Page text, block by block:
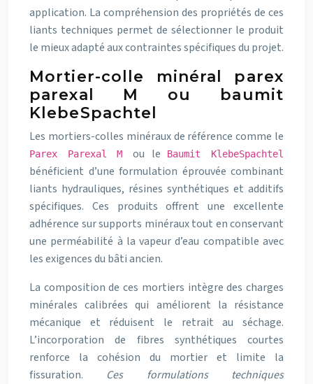
application. La compréhension des propriétés de ces
liants techniques permet de sélectionner le produit
le mieux adapté aux contraintes spécifiques du projet.
Mortier-colle minéral parex
parexal M ou baumit
KlebeSpachtel
Les mortiers-colles minéraux de référence comme le
Parex Parexal M ou le Baumit KlebeSpachtel
bénéficient d’une formulation éprouvée combinant
liants hydrauliques, résines synthétiques et additifs
spécifiques. Ces produits offrent une excellente
adhérence sur supports minéraux tout en conservant
une perméabilité à la vapeur d’eau compatible avec
les exigences du bâti ancien.
La composition de ces mortiers intègre des charges
minérales calibrées qui améliorent la résistance
mécanique et réduisent le retrait au séchage.
L’incorporation de fibres synthétiques courtes
renforce la cohésion du mortier et limite la
fissuration. Ces formulations techniques